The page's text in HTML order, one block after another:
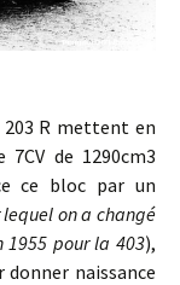
R mettent en
de 1290cm3
ce bloc par un
lequel on a changé
1955 pour la 403),
naissance